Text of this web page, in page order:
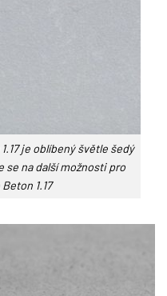
je oblíbený švětle šedý
na další možnosti pro
1.17